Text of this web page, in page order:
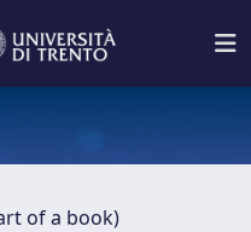
of a book)